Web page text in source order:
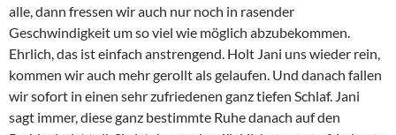
alle, dann fressen wir auch nur noch in rasender
Geschwindigkeit um so viel wie möglich abzubekommen.
Ehrlich, das ist einfach anstrengend. Holt Jani uns wieder rein,
kommen wir auch mehr gerollt als gelaufen. Und danach fallen
wir sofort in einen sehr zufriedenen ganz tiefen Schlaf. Jani
sagt immer, diese ganz bestimmte Ruhe danach auf den